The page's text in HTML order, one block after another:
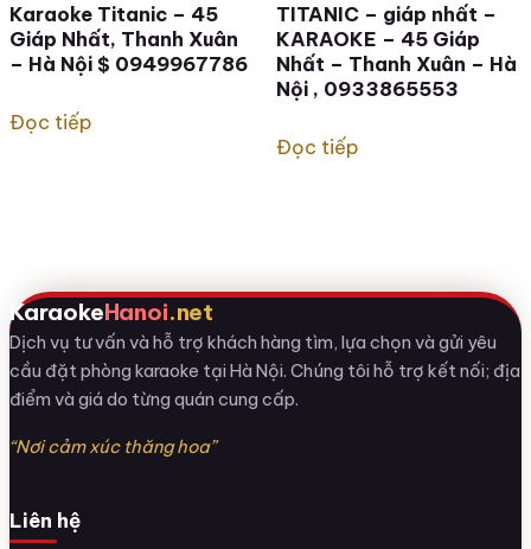
Karaoke Titanic – 45
Giáp Nhất, Thanh Xuân
– Hà Nội $ 0949967786
Đọc tiếp
TITANIC – giáp nhất –
KARAOKE – 45 Giáp
Nhất – Thanh Xuân – Hà
Nội , 0933865553
Đọc tiếp
KaraokeHanoi.net
Dịch vụ tư vấn và hỗ trợ khách hàng tìm, lựa chọn và gửi yêu
cầu đặt phòng karaoke tại Hà Nội. Chúng tôi hỗ trợ kết nối; địa
điểm và giá do từng quán cung cấp.
“Nơi cảm xúc thăng hoa”
Liên hệ